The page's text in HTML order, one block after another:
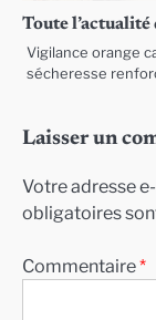
Toute
Vigilance orange
sécheresse
Laisser un
Votre adresse
obligatoires
Commentaire*